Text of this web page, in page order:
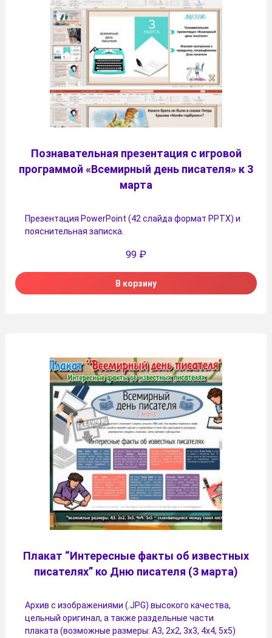
Познавательная презентация с игровой
программой «Всемирный день писателя» к 3
марта
Презентация PowerPoint (42 слайда формат PPTX) и
пояснительная записка.
99 ₽
В корзину
Плакат “Интересные факты об известных
писателях” ко Дню писателя (3 марта)
Архив с изображениями (.JPG) высокого качества,
цельный оригинал, а также раздельные части
плаката (возможные размеры: А3, 2х2, 3х3, 4х4, 5х5)